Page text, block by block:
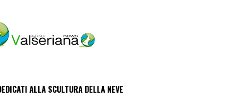
ALLA SCULTURA DELLA NEVE